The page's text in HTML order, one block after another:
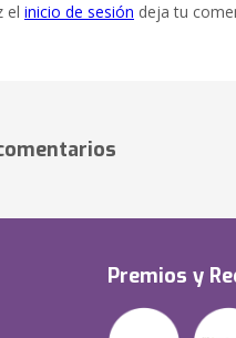
el inicio de sesión deja tu
Premios y